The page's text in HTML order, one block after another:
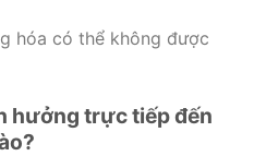
hóa có thể không được
hưởng trực tiếp đến